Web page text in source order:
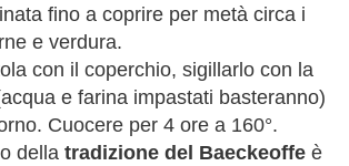
fino a coprire per metà circa i
e verdura.
con il coperchio, sigillarlo con la
e farina impastati basteranno)
Cuocere per 4 ore a 160°.
della tradizione del Baeckeoffe è